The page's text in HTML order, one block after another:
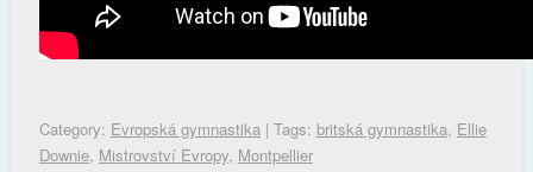
Category: Evropská gymnastika | Tags: britská gymnastika, Ellie
Downie, Mistrovství Evropy, Montpellier